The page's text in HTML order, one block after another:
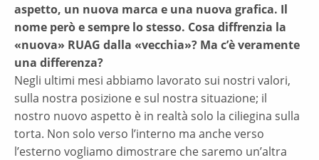
aspetto, un nuova marca e una nuova grafica. Il
nome però e sempre lo stesso. Cosa diffrenzia la
«nuova» RUAG dalla «vecchia»? Ma c’è veramente
una differenza?
Negli ultimi mesi abbiamo lavorato sui nostri valori,
sulla nostra posizione e sul nostra situazione; il
nostro nuovo aspetto è in realtà solo la ciliegina sulla
torta. Non solo verso l’interno ma anche verso
l’esterno vogliamo dimostrare che saremo un’altra